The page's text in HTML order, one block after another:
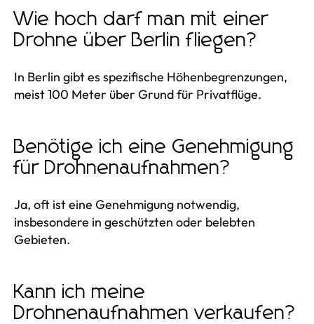
Wie hoch darf man mit einer
Drohne über Berlin fliegen?
In Berlin gibt es spezifische Höhenbegrenzungen,
meist 100 Meter über Grund für Privatflüge.
Benötige ich eine Genehmigung
für Drohnenaufnahmen?
Ja, oft ist eine Genehmigung notwendig,
insbesondere in geschützten oder belebten
Gebieten.
Kann ich meine
Drohnenaufnahmen verkaufen?